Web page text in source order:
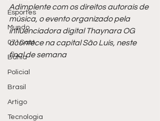
Esportes
Mundo
071Cast
Bahia
Policial
Brasil
Artigo
Tecnologia
Adimplente com os direitos autorais de
música, o evento organizado pela
influenciadora digital Thaynara OG
acontece na capital São Luís, neste
final de semana